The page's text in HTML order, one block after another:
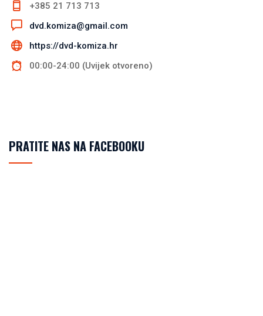
+385 21 713 713
dvd.komiza@gmail.com
https://dvd-komiza.hr
00:00-24:00 (Uvijek otvoreno)
PRATITE NAS NA FACEBOOKU